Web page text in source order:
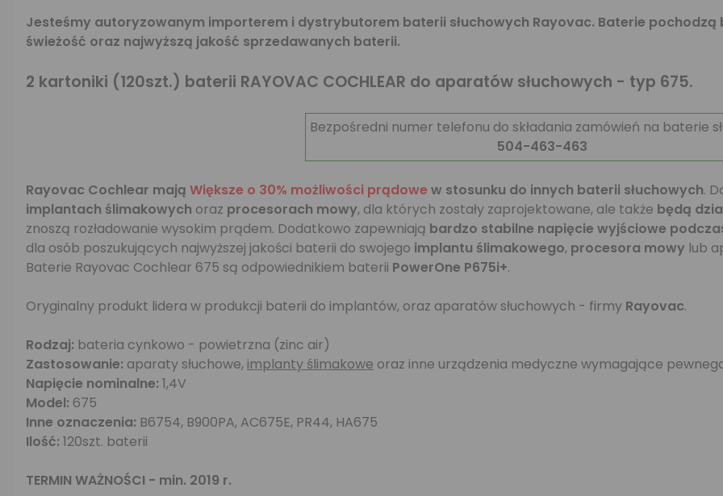
Jesteśmy autoryzowanym importerem i dystrybutorem baterii słuchowych Rayovac. Baterie pochodzą
świeżość oraz najwyższą jakość sprzedawanych baterii.
2 kartoniki (120szt.) baterii RAYOVAC COCHLEAR do aparatów słuchowych - typ 675.
Bezpośredni numer telefonu do składania zamówień na baterie
504-463-463
Rayovac Cochlear mają Większe o 30% możliwości prądowe w stosunku do innych baterii słuchowych.
implantach ślimakowych oraz procesorach mowy, dla których zostały zaprojektowane, ale także będą
znoszą rozładowanie wysokim prądem. Dodatkowo zapewniają bardzo stabilne napięcie wyjściowe
dla osób poszukujących najwyższej jakości baterii do swojego implantu ślimakowego, procesora mowy lub
Baterie Rayovac Cochlear 675 są odpowiednikiem baterii PowerOne P675i+.
Oryginalny produkt lidera w produkcji baterii do implantów, oraz aparatów słuchowych - firmy Rayovac.
Rodzaj: bateria cynkowo - powietrzna (zinc air)
Zastosowanie: aparaty słuchowe, implanty ślimakowe oraz inne urządzenia medyczne wymagające pewnego
Napięcie nominalne: 1,4V
Model: 675
Inne oznaczenia: B6754, B900PA, AC675E, PR44, HA675
Ilość: 120szt. baterii
TERMIN WAŻNOŚCI - min. 2019 r.